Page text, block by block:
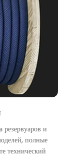
и
полные
технический